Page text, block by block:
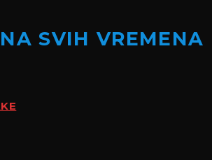
SVIH VREMENA